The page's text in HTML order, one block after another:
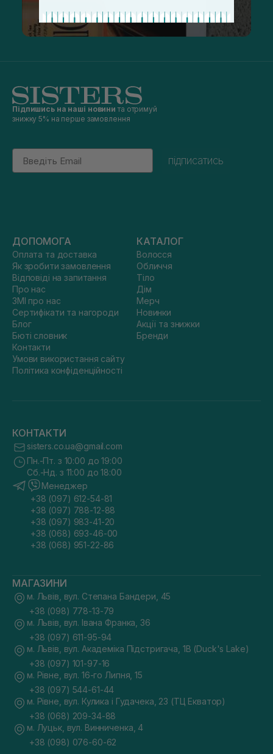
Підпишись на наші новини та отримуй
знижку 5% на перше замовлення
Email
підписатись
ДОПОМОГА
Оплата та доставка
Як зробити замовлення
Відповіді на запитання
Про нас
ЗМІ про нас
Сертифікати та нагороди
Блог
Бюті словник
Контакти
Умови використання сайту
Політика конфіденційності
КАТАЛОГ
Волосся
Обличчя
Тіло
Дім
Мерч
Новинки
Акції та знижки
Бренди
КОНТАКТИ
sisters.co.ua@gmail.com
Пн.-Пт. з 10:00 до 19:00
Сб.-Нд. з 11:00 до 18:00
Менеджер
+38 (097) 612-54-81
+38 (097) 788-12-88
+38 (097) 983-41-20
+38 (068) 693-46-00
+38 (068) 951-22-86
МАГАЗИНИ
м. Львів, вул. Степана Бандери, 45
+38 (098) 778-13-79
м. Львів, вул. Івана Франка, 36
+38 (097) 611-95-94
м. Львів, вул. Академіка Підстригача, 1В (Duck's Lake)
+38 (097) 101-97-16
м. Рівне, вул. 16-го Липня, 15
+38 (097) 544-61-44
м. Рівне, вул. Кулика і Гудачека, 23 (ТЦ Екватор)
+38 (068) 209-34-88
м. Луцьк, вул. Винниченка, 4
+38 (098) 076-60-62